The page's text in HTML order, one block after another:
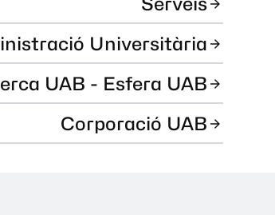
Universitària
UAB - Esfera UAB
Corporació UAB